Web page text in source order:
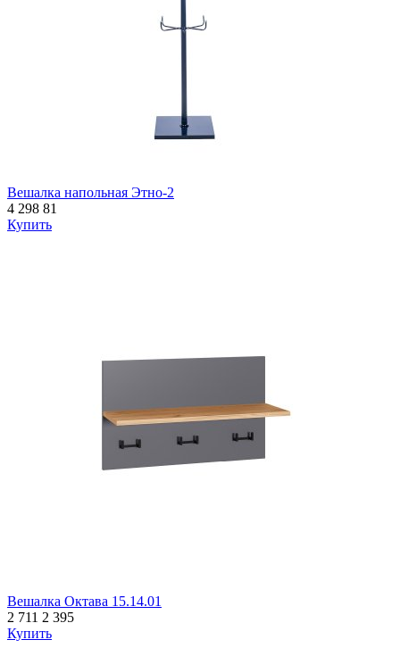
Вешалка напольная Этно-2
4 298 81
Купить
Вешалка Октава 15.14.01
2 711 2 395
Купить